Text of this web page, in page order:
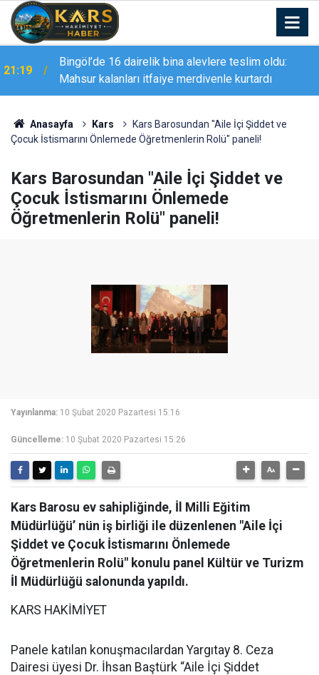
21:19
Bingöl’de 16 dairelik bina alevlere teslim oldu:
Mahsur kalanları itfaiye merdivenle kurtardı
Anasayfa Kars
Kars Barosundan "Aile İçi Şiddet ve
Çocuk İstismarını Önlemede Öğretmenlerin Rolü" paneli!
Kars Barosundan "Aile İçi Şiddet ve
Çocuk İstismarını Önlemede
Öğretmenlerin Rolü" paneli!
Yayınlanma: 10 Şubat 2020 Pazartesi 15:16
Güncelleme: 10 Şubat 2020 Pazartesi 15:26
Kars Barosu ev sahipliğinde, İl Milli Eğitim
Müdürlüğü’ nün iş birliği ile düzenlenen "Aile İçi
Şiddet ve Çocuk İstismarını Önlemede
Öğretmenlerin Rolü" konulu panel Kültür ve Turizm
İl Müdürlüğü salonunda yapıldı.
KARS HAKİMİYET
Panele katılan konuşmacılardan Yargıtay 8. Ceza
Dairesi üyesi Dr. İhsan Baştürk “Aile İçi Şiddet